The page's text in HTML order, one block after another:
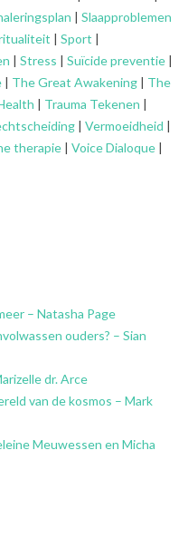
| Slaapproblemen
| Sport |
| Stress | Suïcide preventie |
| The Great Awakening | The
| Trauma Tekenen |
| Vermoeidheid |
therapie | Voice Dialoque |
– Natasha Page
ouders? – Sian
dr. Arce
van de kosmos – Mark
Meuwessen en Micha